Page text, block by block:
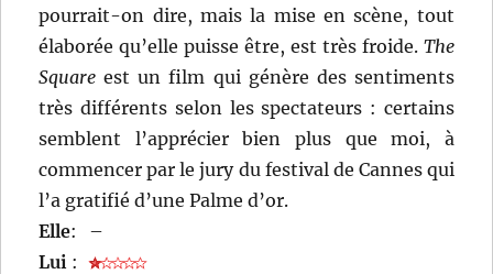
pourrait-on dire, mais la mise en scène, tout
élaborée qu’elle puisse être, est très froide. The
Square est un film qui génère des sentiments
très différents selon les spectateurs : certains
semblent l’apprécier bien plus que moi, à
commencer par le jury du festival de Cannes qui
l’a gratifié d’une Palme d’or.
Elle:
–
Lui :